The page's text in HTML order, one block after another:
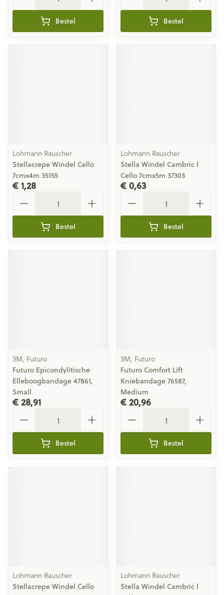
Bestel Bestel
Lohmann Rauscher
Stellacrepe Windel Cello
7cmx4m 35155
€ 1,28
Bestel
Lohmann Rauscher
Stella Windel Cambric l
Cello 7cmx5m 37303
€ 0,63
Bestel
3M, Futuro
Futuro Epicondylitische
Elleboogbandage 47861,
Small
€ 28,91
Bestel
3M, Futuro
Futuro Comfort Lift
Kniebandage 76587,
Medium
€ 20,96
Bestel
Lohmann Rauscher
Stellacrepe Windel Cello
Lohmann Rauscher
Stella Windel Cambric l